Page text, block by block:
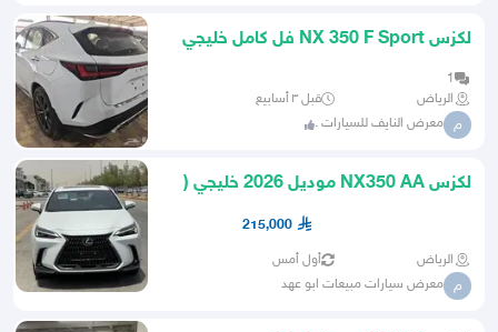
لكزس NX 350 F Sport فل كامل خليجي
1
الرياض
قبل ٣ أسابيع
م معرض النايف للسيارات .
لكزس NX350 AA موديل 2026 خليجي (
215,000
الرياض أول أمس
م معرض سيارات مبيعات ابو عهد